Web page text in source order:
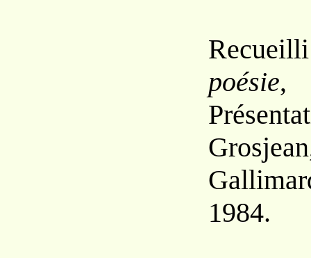
poésie,
1984.